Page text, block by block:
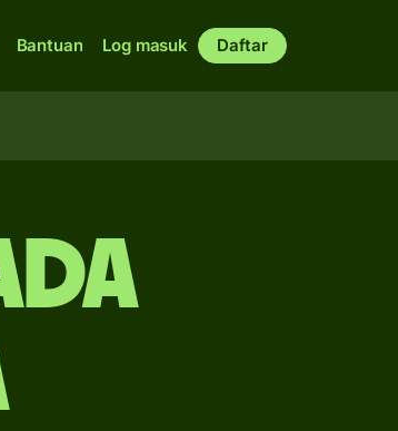
Bantuan Log masuk Daftar